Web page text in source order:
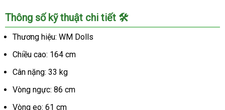
Thông số kỹ thuật chi tiết 🛠️
Thương hiệu: WM Dolls
Chiều cao: 164 cm
Cân nặng: 33 kg
Vòng ngực: 86 cm
Vòng eo: 61 cm